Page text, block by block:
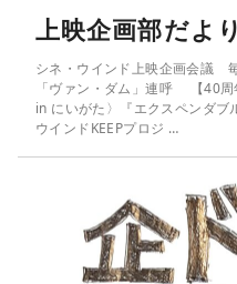
上映企画部だよ
シネ・ウインド上映企画会議
「ヴァン・ダム」連呼 【40
in にいがた〉『エクスペンダブ
ウインドKEEPプロジ …